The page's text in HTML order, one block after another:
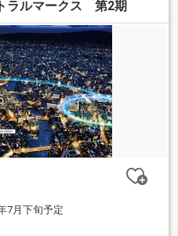
ラルマークス 第2期
7月下旬予定